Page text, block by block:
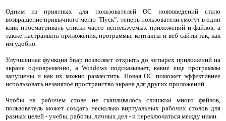
Одним из приятных для пользователей ОС нововведений стало
возвращение привычного меню "Пуск": теперь пользователи смогут в один
клик просматривать списки часто используемых приложений и файлов, а
также настраивать приложения, программы, контакты и веб-сайты так, как
им удобно.
Улучшенная функция Snap позволяет открыть до четырех приложений на
экране одновременно, а Windows подсказывает, какие еще программы
запущены и как их можно разместить. Новая ОС поможет эффективнее
использовать незанятое пространство экрана для других приложений.
Чтобы на рабочем столе не скапливалось слишком много файлов,
пользователь может создать несколько виртуальных рабочих столов для
разных целей - учебы, работы, личных дел - и переключаться между ними.